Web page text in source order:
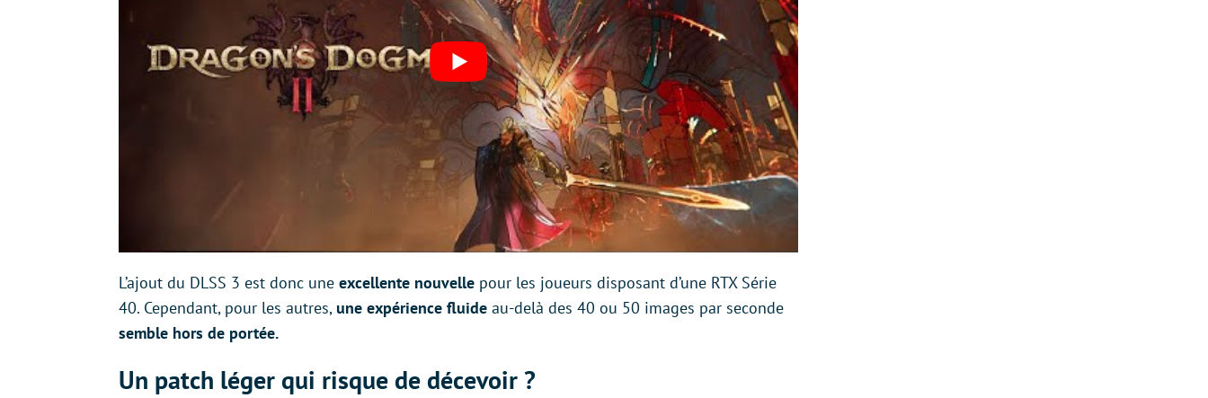
L’ajout du DLSS 3 est donc une excellente nouvelle pour les joueurs disposant d’une RTX Série
40. Cependant, pour les autres, une expérience fluide au-delà des 40 ou 50 images par seconde
semble hors de portée.
Un patch léger qui risque de décevoir ?